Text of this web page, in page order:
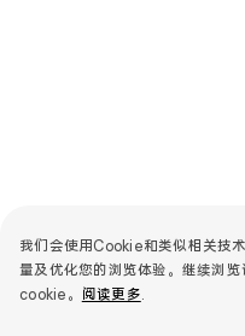
我们会使用Cookie和类似相关技
量及优化您的浏览体验。继续浏
cookie。 阅读更多.